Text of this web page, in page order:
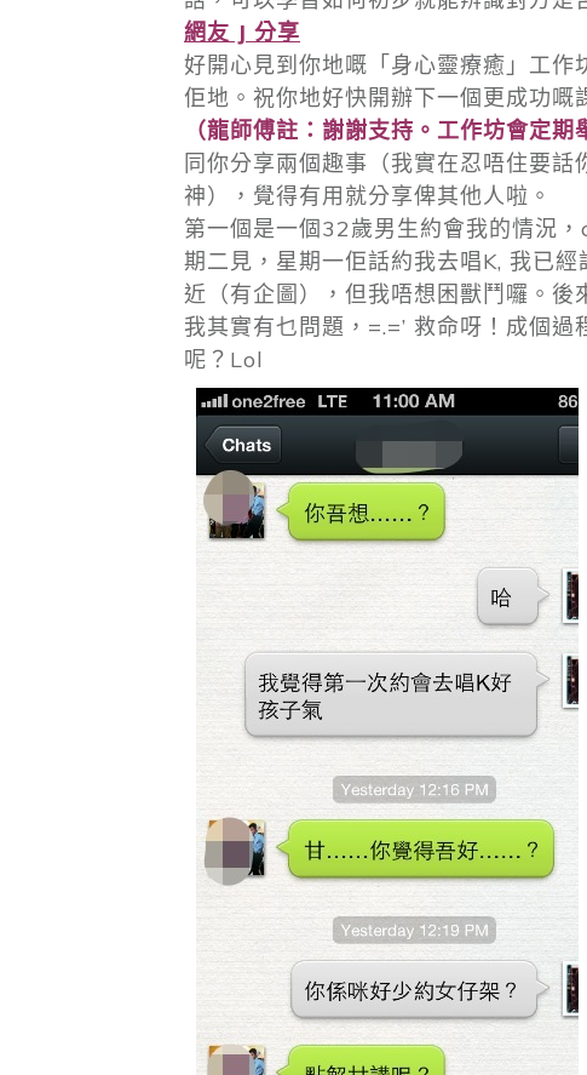
網友 J 分享
好開心見到你地嘅「身心靈療癒」工作
佢地。祝你地好快開辦下一個更成功嘅
（龍師傅註：謝謝支持。工作坊會定期
同你分享兩個趣事（我實在忍唔住要
神），覺得有用就分享俾其他人啦。
第一個是一個32歲男生約會我的情況
期二見，星期一佢話約我去唱K, 我已
近（有企圖），但我唔想困獸鬥囉。後
我其實有乜問題，=.=’ 救命呀！成個
呢？Lol